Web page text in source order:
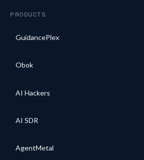
PRODUCTS
GuidancePlex
Obok
AI Hackers
AI SDR
AgentMetal